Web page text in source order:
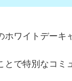
ワイトデーキ
で特別なコミ